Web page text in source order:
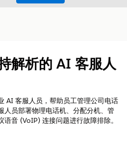
解析的 AI 客服人
AI 客服人员，帮助员工管理公司电话
人员部署物理电话机、分配分机、管
音 (VoIP) 连接问题进行故障排除。